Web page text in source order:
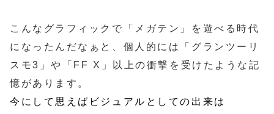
こんなグラフィックで「メガテン」を遊べる時代
になったんだなぁと、個人的には「グランツーリ
スモ3」や「FF X」以上の衝撃を受けたような記
憶があります。
今にして思えばビジュアルとしての出来は